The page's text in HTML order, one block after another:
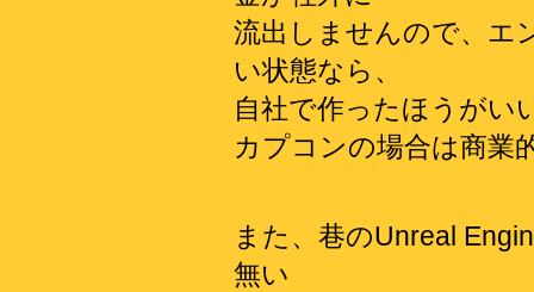
流出しませんので、エ
い状態なら、
自社で作ったほうがい
カプコンの場合は商業
また、巷のUnreal
無い